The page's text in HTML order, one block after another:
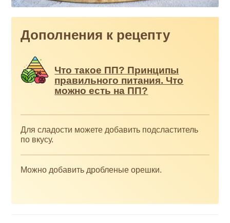
Дополнения к рецепту
Что такое ПП? Принципы
правильного питания. Что
можно есть на ПП?
Для сладости можете добавить подсластитель
по вкусу.
Можно добавить дробленые орешки.